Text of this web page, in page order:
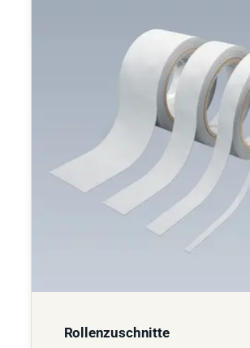
Rollenzuschnitte